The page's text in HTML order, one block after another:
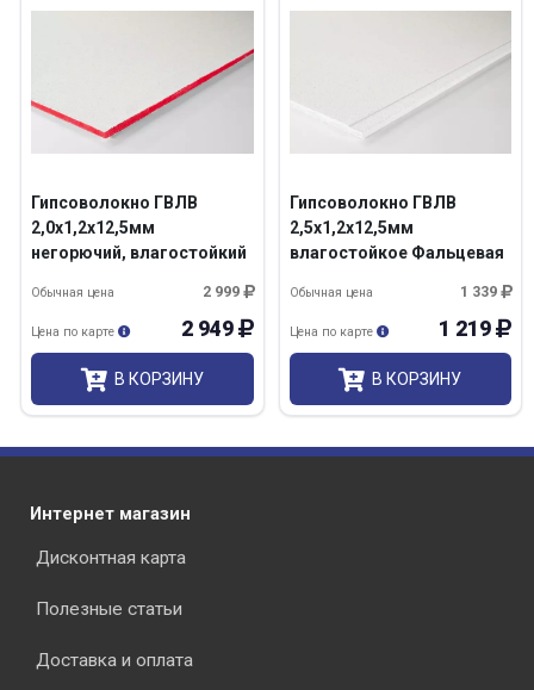
Гипсоволокно ГВЛВ
2,0х1,2х12,5мм
негорючий, влагостойкий
2 999
Обычная цена
2 949
Цена по карте
В КОРЗИНУ
Гипсоволокно ГВЛВ
2,5х1,2х12,5мм
влагостойкое Фальцевая
1 339
Обычная цена
1 219
Цена по карте
В КОРЗИНУ
Интернет магазин
Дисконтная карта
Полезные статьи
Доставка и оплата